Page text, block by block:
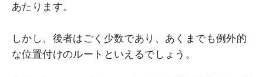
あたります。
しかし、後者はごく少数であり、あくまでも例外的
な位置付けのルートといえるでしょう。